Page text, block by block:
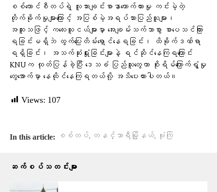
စစ်ကောင်စီတပ်ရဲ့ လူသားချင်းစာနာထောက်ထားမှု ကင်းမဲ့တဲ့
တိုက်ခိုက်မှုများကြောင့် အပြစ်မဲ့အရပ်သားပြည်သူများ၊
အထူးသဖြင့် ကလေးသူငယ်များမှာ အေးချမ်းသက်သာစွာ စာပေသင်ကြား
ရခြင်းမရှိဘဲ ထွက်ပြေးတိမ်းရှောင်နေရခြင်း၊ ထိခိုက်ဒဏ်ရာ
ရရှိခြင်း၊ အသက်ဆုံးရှုံးခြင်းများနဲ့ ရင်ဆိုင်နေကြရကြောင်း
KNUက ထုတ်ပြန်ခဲ့ပြီး ဒေသခံ ပြည်သူတွေဟာ စိုးရိမ်ကြောက်ရွံ့မှု
တွေအောက်မှာ နေထိုင်နေကြရတယ်လို့ အသိပေးထားပါတယ်။
Views: 107
In this article: စစ်တပ်, တနင်္သာရီမြို့နယ်, ဗုံးကြဲ
ဆက်စပ်သတင်းများ